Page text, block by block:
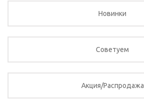
Новинки
Советуем
Акция/Распродажа